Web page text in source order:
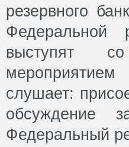
резервного
Федеральной
выступят
слушает:
обсуждение
Федеральный